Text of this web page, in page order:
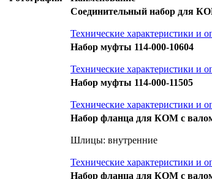
Соединительный набор для
Технические характеристики и
Набор муфты 114-000-10604
Технические характеристики и
Набор муфты 114-000-11505
Технические характеристики и
Набор фланца для КОМ с валом
Шлицы: внутренние
Технические характеристики и
Набор фланца для КОМ с валом